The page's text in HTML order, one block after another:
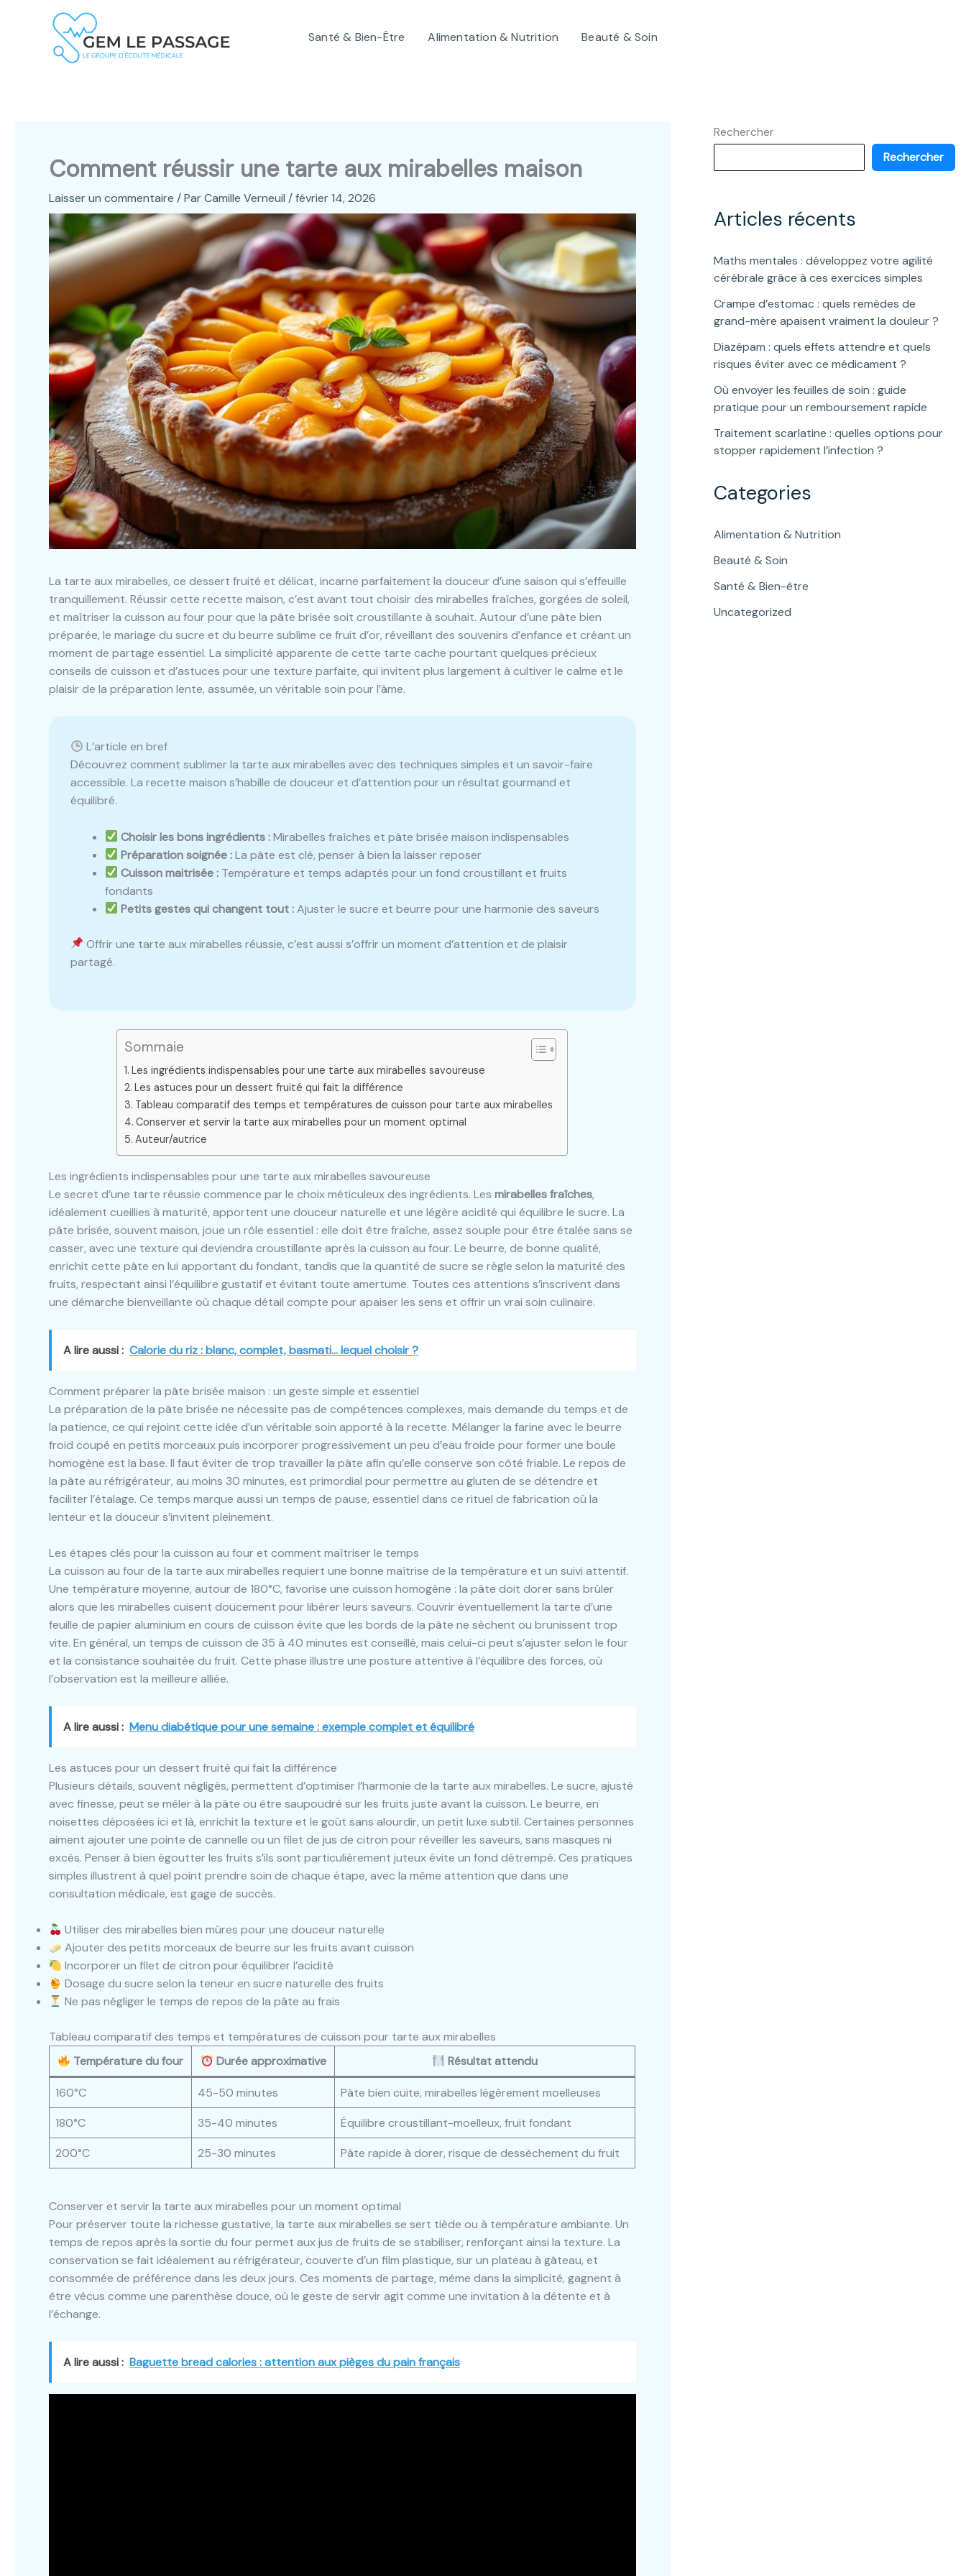
Santé & Bien-Être Alimentation & Nutrition Beauté & Soin
Comment réussir une tarte aux mirabelles maison
Laisser un commentaire / ParCamille Verneuil /février 14, 2026
La tarte aux mirabelles, ce dessert fruité et délicat, incarne parfaitement la douceur d’une saison qui s’effeuille
tranquillement. Réussir cette recette maison, c’est avant tout choisir des mirabelles fraîches, gorgées de soleil,
et maîtriser la cuisson au four pour que la pâte brisée soit croustillante à souhait. Autour d’une pâte bien
préparée, le mariage du sucre et du beurre sublime ce fruit d’or, réveillant des souvenirs d’enfance et créant un
moment de partage essentiel. La simplicité apparente de cette tarte cache pourtant quelques précieux
conseils de cuisson et d’astuces pour une texture parfaite, qui invitent plus largement à cultiver le calme et le
plaisir de la préparation lente, assumée, un véritable soin pour l’âme.
L’article en bref
Découvrez comment sublimer la tarte aux mirabelles avec des techniques simples et un savoir-faire
accessible. La recette maison s’habille de douceur et d’attention pour un résultat gourmand et
équilibré.
Choisir les bons ingrédients :Mirabelles fraîches et pâte brisée maison indispensables
Préparation soignée :La pâte est clé, penser à bien la laisser reposer
Cuisson maitrisée : Température et temps adaptés pour un fond croustillant et fruits
fondants
Petits gestes qui changent tout :Ajuster le sucre et beurre pour une harmonie des saveurs
Offrir une tarte aux mirabelles réussie, c’est aussi s’offrir un moment d’attention et de plaisir
partagé.
Sommaie
Les ingrédients indispensables pour une tarte aux mirabelles savoureuse
Les astuces pour un dessert fruité qui fait la différence
Tableau comparatif des temps et températures de cuisson pour tarte aux mirabelles
Conserver et servir la tarte aux mirabelles pour un moment optimal
Auteur/autrice
Les ingrédients indispensables pour une tarte aux mirabelles savoureuse
Le secret d’une tarte réussie commence par le choix méticuleux des ingrédients. Les mirabelles fraîches,
idéalement cueillies à maturité, apportent une douceur naturelle et une légère acidité qui équilibre le sucre. La
pâte brisée, souvent maison, joue un rôle essentiel : elle doit être fraîche, assez souple pour être étalée sans se
casser, avec une texture qui deviendra croustillante après la cuisson au four. Le beurre, de bonne qualité,
enrichit cette pâte en lui apportant du fondant, tandis que la quantité de sucre se règle selon la maturité des
fruits, respectant ainsi l’équilibre gustatif et évitant toute amertume. Toutes ces attentions s’inscrivent dans
une démarche bienveillante où chaque détail compte pour apaiser les sens et offrir un vrai soin culinaire.
A lire aussi : Calorie du riz : blanc, complet, basmati… lequel choisir ?
Comment préparer la pâte brisée maison : un geste simple et essentiel
La préparation de la pâte brisée ne nécessite pas de compétences complexes, mais demande du temps et de
la patience, ce qui rejoint cette idée d’un véritable soin apporté à la recette. Mélanger la farine avec le beurre
froid coupé en petits morceaux puis incorporer progressivement un peu d’eau froide pour former une boule
homogène est la base. Il faut éviter de trop travailler la pâte afin qu’elle conserve son côté friable. Le repos de
la pâte au réfrigérateur, au moins 30 minutes, est primordial pour permettre au gluten de se détendre et
faciliter l’étalage. Ce temps marque aussi un temps de pause, essentiel dans ce rituel de fabrication où la
lenteur et la douceur s’invitent pleinement.
Les étapes clés pour la cuisson au four et comment maîtriser le temps
La cuisson au four de la tarte aux mirabelles requiert une bonne maîtrise de la température et un suivi attentif.
Une température moyenne, autour de 180°C, favorise une cuisson homogène : la pâte doit dorer sans brûler
alors que les mirabelles cuisent doucement pour libérer leurs saveurs. Couvrir éventuellement la tarte d’une
feuille de papier aluminium en cours de cuisson évite que les bords de la pâte ne sèchent ou brunissent trop
vite. En général, un temps de cuisson de 35 à 40 minutes est conseillé, mais celui-ci peut s’ajuster selon le four
et la consistance souhaitée du fruit. Cette phase illustre une posture attentive à l’équilibre des forces, où
l’observation est la meilleure alliée.
A lire aussi : Menu diabétique pour une semaine : exemple complet et équilibré
Les astuces pour un dessert fruité qui fait la différence
Plusieurs détails, souvent négligés, permettent d’optimiser l’harmonie de la tarte aux mirabelles. Le sucre, ajusté
avec finesse, peut se mêler à la pâte ou être saupoudré sur les fruits juste avant la cuisson. Le beurre, en
noisettes déposées ici et là, enrichit la texture et le goût sans alourdir, un petit luxe subtil. Certaines personnes
aiment ajouter une pointe de cannelle ou un filet de jus de citron pour réveiller les saveurs, sans masques ni
excès. Penser à bien égoutter les fruits s’ils sont particulièrement juteux évite un fond détrempé. Ces pratiques
simples illustrent à quel point prendre soin de chaque étape, avec la même attention que dans une
consultation médicale, est gage de succès.
Utiliser des mirabelles bien mûres pour une douceur naturelle
Ajouter des petits morceaux de beurre sur les fruits avant cuisson
Incorporer un filet de citron pour équilibrer l’acidité
Dosage du sucre selon la teneur en sucre naturelle des fruits
Ne pas négliger le temps de repos de la pâte au frais
Tableau comparatif des temps et températures de cuisson pour tarte aux mirabelles
Température du four
Durée approximative Résultat attendu
160°C 45-50 minutes
Pâte bien cuite, mirabelles légèrement moelleuses
180°C
35-40 minutes
Équilibre croustillant-moelleux, fruit fondant
200°C
25-30 minutes Pâte rapide à dorer, risque de dessèchement du fruit
Conserver et servir la tarte aux mirabelles pour un moment optimal
Pour préserver toute la richesse gustative, la tarte aux mirabelles se sert tiède ou à température ambiante. Un
temps de repos après la sortie du four permet aux jus de fruits de se stabiliser, renforçant ainsi la texture. La
conservation se fait idéalement au réfrigérateur, couverte d’un film plastique, sur un plateau à gâteau, et
consommée de préférence dans les deux jours. Ces moments de partage, même dans la simplicité, gagnent à
être vécus comme une parenthèse douce, où le geste de servir agit comme une invitation à la détente et à
l’échange.
A lire aussi : Baguette bread calories : attention aux pièges du pain français
Rechercher
Rechercher
Articles récents
Maths mentales : développez votre agilité
cérébrale grâce à ces exercices simples
Crampe d’estomac : quels remèdes de
grand-mère apaisent vraiment la douleur ?
Diazépam : quels effets attendre et quels
risques éviter avec ce médicament ?
Où envoyer les feuilles de soin : guide
pratique pour un remboursement rapide
Traitement scarlatine : quelles options pour
stopper rapidement l’infection ?
Categories
Alimentation & Nutrition
Beauté & Soin
Santé & Bien-être
Uncategorized